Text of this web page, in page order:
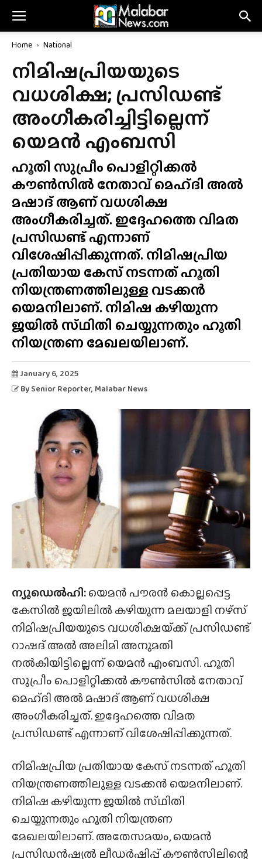
Home National
നിമിഷപ്രിയയുടെ
വധശിക്ഷ; പ്രസിഡണ്ട്
അംഗീകരിച്ചിട്ടില്ലെന്ന്
യെമൻ എംബസി
ഹൂതി സുപ്രീം പൊളിറ്റിക്കൽ
കൗൺസിൽ നേതാവ് മെഹ്‌ദി അൽ
മഷാദ് ആണ് വധശിക്ഷ
അംഗീകരിച്ചത്. ഇദ്ദേഹത്തെ വിമത
പ്രസിഡണ്ട് എന്നാണ്
വിശേഷിപ്പിക്കുന്നത്. നിമിഷപ്രിയ
പ്രതിയായ കേസ് നടന്നത് ഹൂതി
നിയന്ത്രണത്തിലുള്ള വടക്കൻ
യെമനിലാണ്. നിമിഷ കഴിയുന്ന
ജയിൽ സ്‌ഥിതി ചെയ്യുന്നതും ഹൂതി
നിയന്ത്രണ മേഖലയിലാണ്.
January 6, 2025
By Senior Reporter, Malabar News
ന്യൂഡെൽഹി:യെമൻ പൗരൻ കൊല്ലപ്പെട്ട
കേസിൽ ജയിലിൽ കഴിയുന്ന മലയാളി നഴ്‌സ്
നിമിഷപ്രിയയുടെ വധശിക്ഷയ്‌ക്ക്‌ പ്രസിഡണ്ട്
റാഷദ് അൽ അലിമി അനുമതി
നൽകിയിട്ടില്ലെന്ന് യെമൻ എംബസി. ഹൂതി
സുപ്രീം പൊളിറ്റിക്കൽ കൗൺസിൽ നേതാവ്
മെഹ്‌ദി അൽ മഷാദ് ആണ് വധശിക്ഷ
അംഗീകരിച്ചത്. ഇദ്ദേഹത്തെ വിമത
പ്രസിഡണ്ട് എന്നാണ് വിശേഷിപ്പിക്കുന്നത്.
നിമിഷപ്രിയ പ്രതിയായ കേസ് നടന്നത് ഹൂതി
നിയന്ത്രണത്തിലുള്ള വടക്കൻ യെമനിലാണ്.
നിമിഷ കഴിയുന്ന ജയിൽ സ്‌ഥിതി
ചെയ്യുന്നതും ഹൂതി നിയന്ത്രണ
മേഖലയിലാണ്. അതേസമയം, യെമൻ
പ്രസിഡൻഷ്യൽ ലീഡർഷിപ്പ് കൗൺസിലിന്റെ